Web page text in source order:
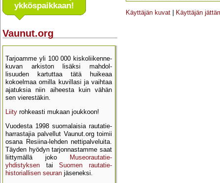
ykkös­paikkaan!
Vaunut.org
Tarjoamme yli 100 000 kisko­liikenne­
kuvan arkiston lisäksi mahdol­
lisuuden kartu­ttaa tätä huikeaa
kokoelmaa omilla kuvillasi ja vaihtaa
ajatuksia niin aiheesta kuin vähän
sen vierestäkin.
Liity rohkeasti mukaan joukkoon!
Vuodesta 1998 suomalaisia rautatie­
harrastajia palvellut Vaunut.org toimii
osana Resiina-lehden netti­palveluita.
Täyden hyödyn tarjon­nastamme saat
liittymällä joko
Museo­rautatie­
yhdistyksen tai Suomen rautatie­
historial­lisen seuran jäseneksi.
Käyttäjän kuvat Käyttäjän